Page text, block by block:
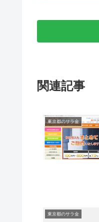
関連記事
東京都のサラ金
東京都のサラ金